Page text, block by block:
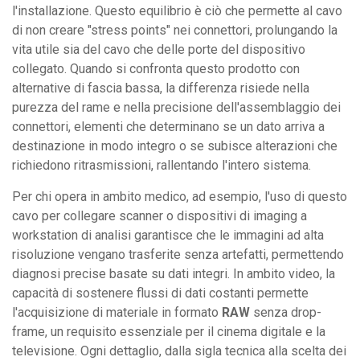
l'installazione. Questo equilibrio è ciò che permette al cavo
di non creare "stress points" nei connettori, prolungando la
vita utile sia del cavo che delle porte del dispositivo
collegato. Quando si confronta questo prodotto con
alternative di fascia bassa, la differenza risiede nella
purezza del rame e nella precisione dell'assemblaggio dei
connettori, elementi che determinano se un dato arriva a
destinazione in modo integro o se subisce alterazioni che
richiedono ritrasmissioni, rallentando l'intero sistema.
Per chi opera in ambito medico, ad esempio, l'uso di questo
cavo per collegare scanner o dispositivi di imaging a
workstation di analisi garantisce che le immagini ad alta
risoluzione vengano trasferite senza artefatti, permettendo
diagnosi precise basate su dati integri. In ambito video, la
capacità di sostenere flussi di dati costanti permette
l'acquisizione di materiale in formato RAW senza drop-
frame, un requisito essenziale per il cinema digitale e la
televisione. Ogni dettaglio, dalla sigla tecnica alla scelta dei